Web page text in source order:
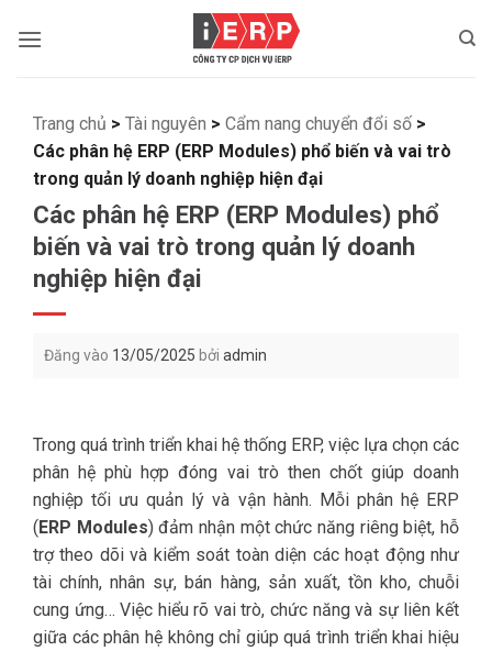
qua
Trang chủ > Tài nguyên > Cẩm nang chuyển đổi số >
Các phân hệ ERP (ERP Modules) phổ biến và vai trò
trong quản lý doanh nghiệp hiện đại
Các phân hệ ERP (ERP Modules) phổ
biến và vai trò trong quản lý doanh
nghiệp hiện đại
Đăng vào 13/05/2025 bởi admin
Trong quá trình triển khai hệ thống ERP, việc lựa chọn các
phân hệ phù hợp đóng vai trò then chốt giúp doanh
nghiệp tối ưu quản lý và vận hành. Mỗi phân hệ ERP
(ERP Modules) đảm nhận một chức năng riêng biệt, hỗ
trợ theo dõi và kiểm soát toàn diện các hoạt động như
tài chính, nhân sự, bán hàng, sản xuất, tồn kho, chuỗi
cung ứng… Việc hiểu rõ vai trò, chức năng và sự liên kết
giữa các phân hệ không chỉ giúp quá trình triển khai hiệu